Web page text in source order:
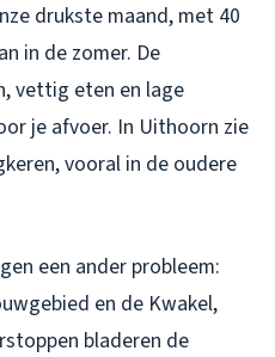
drukste maand, met 40
in de zomer. De
vettig eten en lage
je afvoer. In Uithoorn zie
vooral in de oudere
een ander probleem:
en de Kwakel,
bladeren de